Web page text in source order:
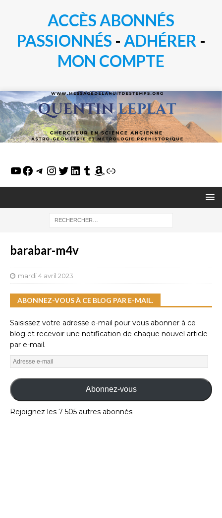
ACCÈS ABONNÉS
PASSIONNÉS - ADHÉRER -
MON COMPTE
barabar-m4v
mardi 4 avril 2023
ABONNEZ-VOUS À CE BLOG PAR E-MAIL.
Saisissez votre adresse e-mail pour vous abonner à ce
blog et recevoir une notification de chaque nouvel article
par e-mail.
Abonnez-vous
Rejoignez les 7 505 autres abonnés